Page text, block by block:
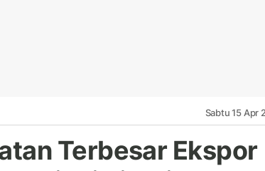
Sabtu 15 Apr
Terbesar Ekspor